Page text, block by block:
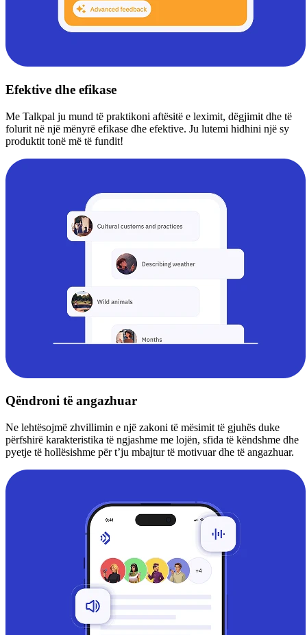
Efektive dhe efikase
Me Talkpal ju mund të praktikoni aftësitë e leximit, dëgjimit dhe të
folurit në një mënyrë efikase dhe efektive. Ju lutemi hidhini një sy
produktit tonë më të fundit!
Qëndroni të angazhuar
Ne lehtësojmë zhvillimin e një zakoni të mësimit të gjuhës duke
përfshirë karakteristika të ngjashme me lojën, sfida të këndshme dhe
pyetje të hollësishme për t’ju mbajtur të motivuar dhe të angazhuar.